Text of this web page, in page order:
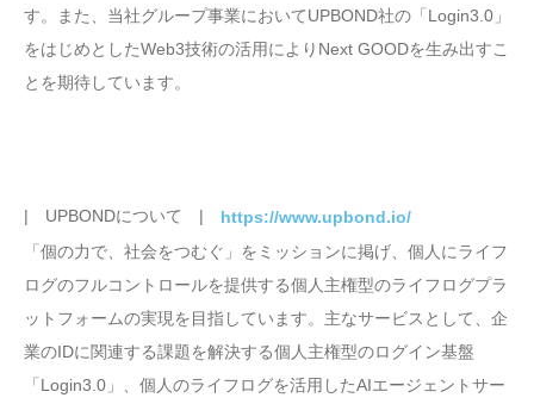
す。また、当社グループ事業においてUPBOND社の「Login3.0」
をはじめとしたWeb3技術の活用によりNext GOODを生み出すこ
とを期待しています。
| UPBONDについて | https://www.upbond.io/
「個の力で、社会をつむぐ」をミッションに掲げ、個人にライフ
ログのフルコントロールを提供する個人主権型のライフログプラ
ットフォームの実現を目指しています。主なサービスとして、企
業のIDに関連する課題を解決する個人主権型のログイン基盤
「Login3.0」、個人のライフログを活用したAIエージェントサー